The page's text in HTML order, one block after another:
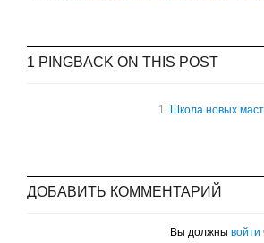
1 PINGBACK ON THIS POST
Школа новых
ДОБАВИТЬ КОММЕНТАРИЙ
Вы должны войти